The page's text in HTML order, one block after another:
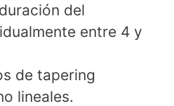
del
entre 4 y
de tapering
lineales.